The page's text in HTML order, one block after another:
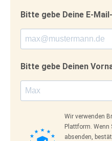
Bitte gebe Deine E-
Bitte gebe Deinen
Wir verwenden
Plattform. Wenn
absenden,